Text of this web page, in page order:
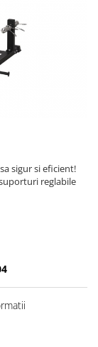
sigur si eficient!
reglabile